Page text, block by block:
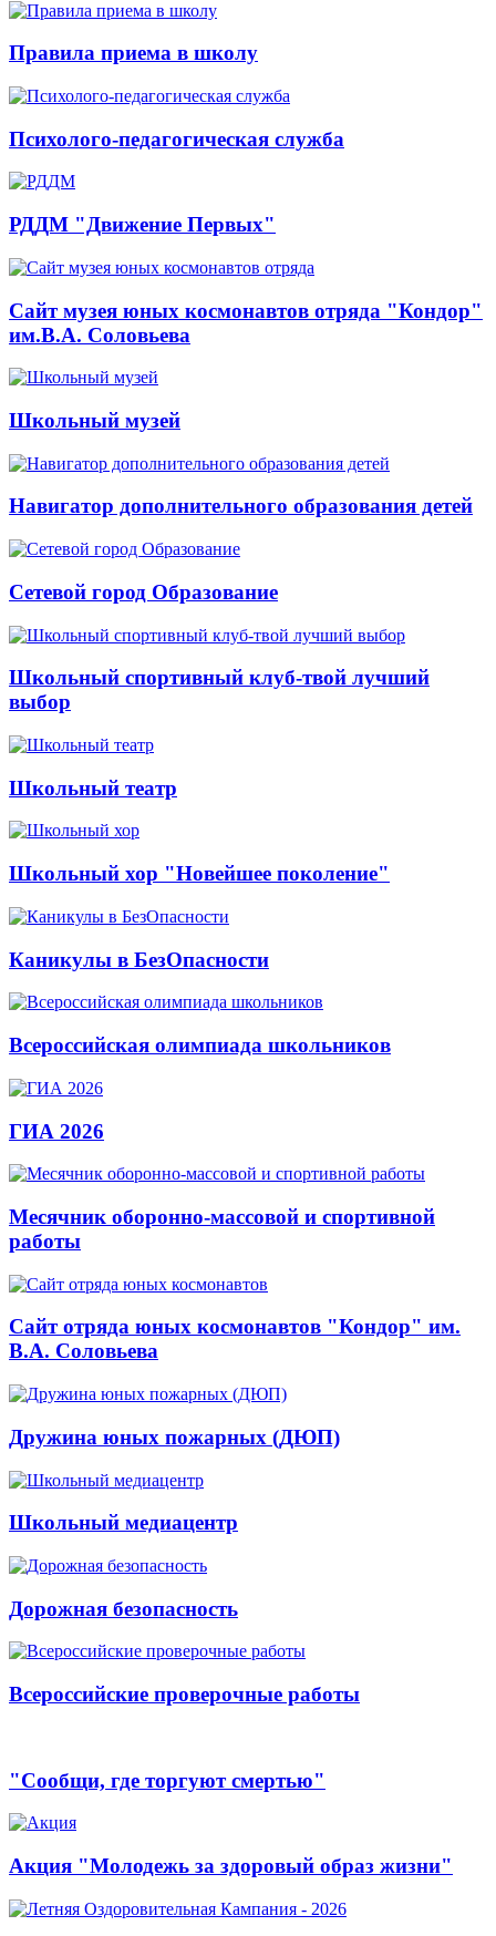
Правила приема в школу
Психолого-педагогическая служба
РДДМ "Движение Первых"
Сайт музея юных космонавтов отряда "Кондор"
им.В.А. Соловьева
Школьный музей
Навигатор дополнительного образования детей
Сетевой город Образование
Школьный спортивный клуб-твой лучший
выбор
Школьный театр
Школьный хор "Новейшее поколение"
Каникулы в БезОпасности
Всероссийская олимпиада школьников
ГИА 2026
Месячник оборонно-массовой и спортивной
работы
Сайт отряда юных космонавтов "Кондор" им.
В.А. Соловьева
Дружина юных пожарных (ДЮП)
Школьный медиацентр
Дорожная безопасность
Всероссийские проверочные работы
"Сообщи, где торгуют смертью"
Акция "Молодежь за здоровый образ жизни"